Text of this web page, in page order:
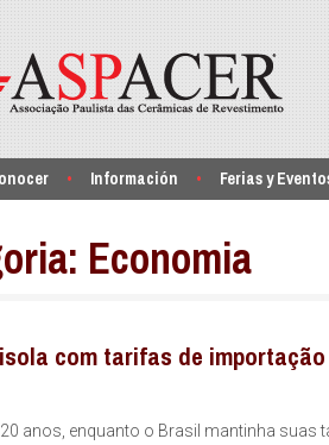
Información Ferias y
Economia
com tarifas de
anos, enquanto o Brasil mantinha